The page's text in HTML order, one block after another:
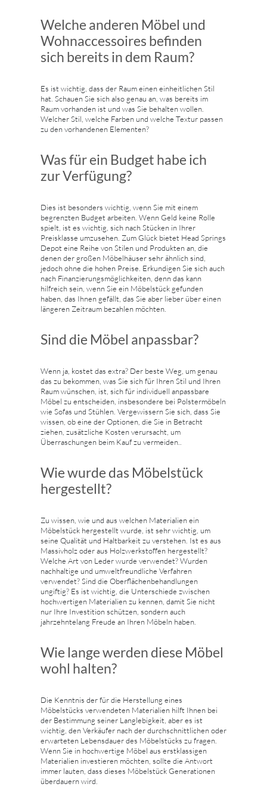
Welche anderen Möbel und
Wohnaccessoires befinden
sich bereits in dem Raum?
Es ist wichtig, dass der Raum einen einheitlichen Stil
hat. Schauen Sie sich also genau an, was bereits im
Raum vorhanden ist und was Sie behalten wollen.
Welcher Stil, welche Farben und welche Textur passen
zu den vorhandenen Elementen?
Was für ein Budget habe ich
zur Verfügung?
Dies ist besonders wichtig, wenn Sie mit einem
begrenzten Budget arbeiten. Wenn Geld keine Rolle
spielt, ist es wichtig, sich nach Stücken in Ihrer
Preisklasse umzusehen. Zum Glück bietet Head Springs
Depot eine Reihe von Stilen und Produkten an, die
denen der großen Möbelhäuser sehr ähnlich sind,
jedoch ohne die hohen Preise. Erkundigen Sie sich auch
nach Finanzierungsmöglichkeiten, denn das kann
hilfreich sein, wenn Sie ein Möbelstück gefunden
haben, das Ihnen gefällt, das Sie aber lieber über einen
längeren Zeitraum bezahlen möchten.
Sind die Möbel anpassbar?
Wenn ja, kostet das extra? Der beste Weg, um genau
das zu bekommen, was Sie sich für Ihren Stil und Ihren
Raum wünschen, ist, sich für individuell anpassbare
Möbel zu entscheiden, insbesondere bei Polstermöbeln
wie Sofas und Stühlen. Vergewissern Sie sich, dass Sie
wissen, ob eine der Optionen, die Sie in Betracht
ziehen, zusätzliche Kosten verursacht, um
Überraschungen beim Kauf zu vermeiden..
Wie wurde das Möbelstück
hergestellt?
Zu wissen, wie und aus welchen Materialien ein
Möbelstück hergestellt wurde, ist sehr wichtig, um
seine Qualität und Haltbarkeit zu verstehen. Ist es aus
Massivholz oder aus Holzwerkstoffen hergestellt?
Welche Art von Leder wurde verwendet? Wurden
nachhaltige und umweltfreundliche Verfahren
verwendet? Sind die Oberflächenbehandlungen
ungiftig? Es ist wichtig, die Unterschiede zwischen
hochwertigen Materialien zu kennen, damit Sie nicht
nur Ihre Investition schützen, sondern auch
jahrzehntelang Freude an Ihren Möbeln haben.
Wie lange werden diese Möbel
wohl halten?
Die Kenntnis der für die Herstellung eines
Möbelstücks verwendeten Materialien hilft Ihnen bei
der Bestimmung seiner Langlebigkeit, aber es ist
wichtig, den Verkäufer nach der durchschnittlichen oder
erwarteten Lebensdauer des Möbelstücks zu fragen.
Wenn Sie in hochwertige Möbel aus erstklassigen
Materialien investieren möchten, sollte die Antwort
immer lauten, dass dieses Möbelstück Generationen
überdauern wird.